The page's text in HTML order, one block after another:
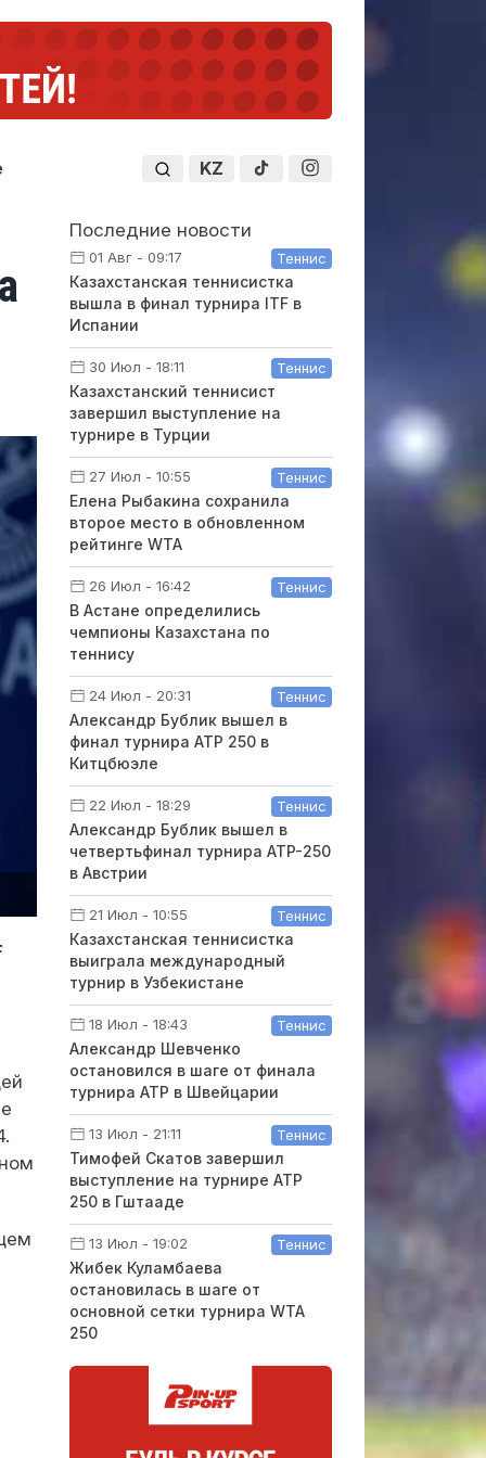
KZ
Последние новости
01 Авг - 09:17 Теннис
Казахстанская теннисистка
вышла в финал турнира ITF в
Испании
30 Июл - 18:11 Теннис
Казахстанский теннисист
завершил выступление на
турнире в Турции
27 Июл - 10:55 Теннис
Елена Рыбакина сохранила
второе место в обновленном
рейтинге WTA
26 Июл - 16:42 Теннис
В Астане определились
чемпионы Казахстана по
теннису
24 Июл - 20:31 Теннис
Александр Бублик вышел в
финал турнира ATP 250 в
Китцбюэле
22 Июл - 18:29 Теннис
Александр Бублик вышел в
четвертьфинал турнира ATP-250
в Австрии
21 Июл - 10:55 Теннис
Казахстанская теннисистка
выиграла международный
турнир в Узбекистане
18 Июл - 18:43 Теннис
Александр Шевченко
остановился в шаге от финала
турнира ATP в Швейцарии
13 Июл - 21:11 Теннис
Тимофей Скатов завершил
выступление на турнире ATP
250 в Гштааде
13 Июл - 19:02 Теннис
Жибек Куламбаева
остановилась в шаге от
основной сетки турнира WTA
250